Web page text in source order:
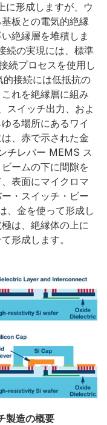
に形成しますが、ウ
板との電気的絶縁
絶縁層を堆積しま
続の実現には、標準
続プロセスを使用し
接続には低抵抗の
れを絶縁層に組み
スイッチ出力、およ
る場所にあるワイ
、赤で示された金
チレバー MEMS ス
ームの下に間隙を
表面にマイクロマ
・スイッチ・ビー
、金を使って形成し
は、絶縁体の上に
形成します。
製造の概要